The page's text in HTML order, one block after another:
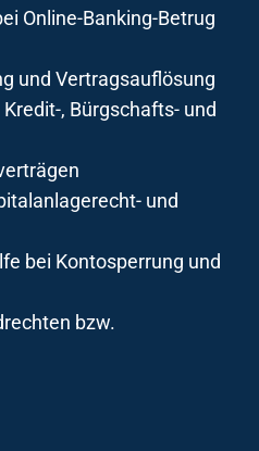
Online-Banking-Betrug
und Vertragsauflösung
, Bürgschafts- und
und
bei Kontosperrung und
bzw.